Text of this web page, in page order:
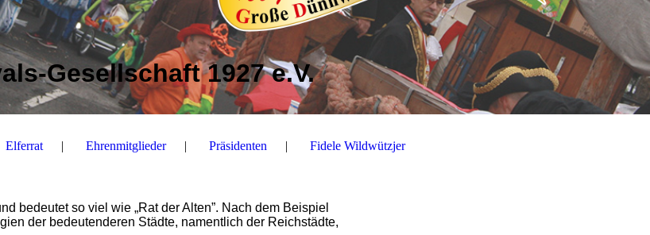
Gesellschaft 1927 e.V.
Elferrat Ehrenmitglieder Präsidenten Fidele Wildwützjer
bedeutet so viel wie „Rat der Alten”. Nach dem Beispiel
der bedeutenderen Städte, namentlich der Reichstädte,